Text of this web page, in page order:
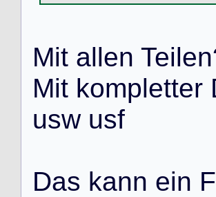
Mit allen Teilen
Mit kompletter
usw usf
Das kann ein F